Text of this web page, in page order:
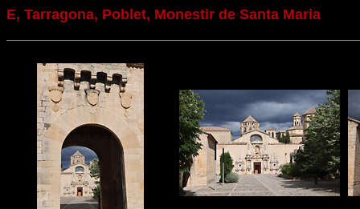
E, Tarragona, Poblet, Monestir de Santa Maria